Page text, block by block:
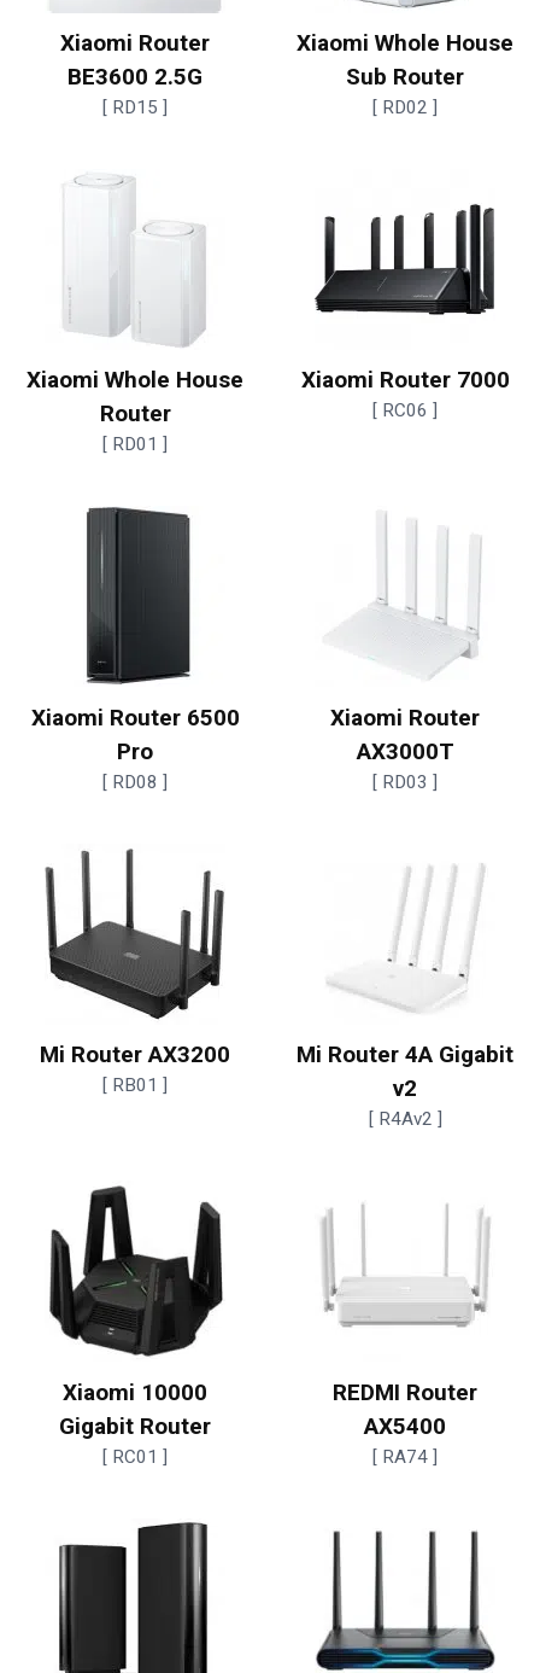
Xiaomi Router
BE3600 2.5G
[ RD15 ]
Xiaomi Whole House
Sub Router
[ RD02 ]
Xiaomi Whole House
Router
[ RD01 ]
Xiaomi Router 7000
[ RC06 ]
Xiaomi Router 6500
Pro
[ RD08 ]
Xiaomi Router
AX3000T
[ RD03 ]
Mi Router AX3200
[ RB01 ]
Mi Router 4A Gigabit
v2
[ R4Av2 ]
Xiaomi 10000
Gigabit Router
[ RC01 ]
REDMI Router
AX5400
[ RA74 ]